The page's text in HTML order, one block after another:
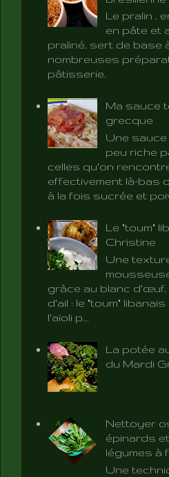
Le pralin ,
en pâte et
praliné, sert de base
nombreuses
pâtisserie.
Ma sauce
grecque
Une sauce
peu riche
celles qu'on
effectivement là-bas
à la fois sucrée et
Le "toum"
Christine
Une
grâce au blanc
d'ail : le "toum"
l'aïoli p...
La potée
du Mardi
Nettoyer
épinards
légumes à
Une